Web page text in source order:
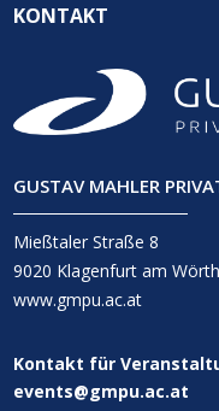
KONTAKT
GUSTAV MAHLER
Mießtaler Straße 8
9020 Klagenfurt am
www.gmpu.ac.at
Kontakt für
events@gmpu.ac.at